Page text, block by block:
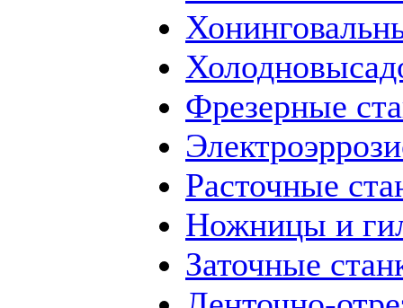
Фрезерные
Расточные
Ножницы и
Заточные